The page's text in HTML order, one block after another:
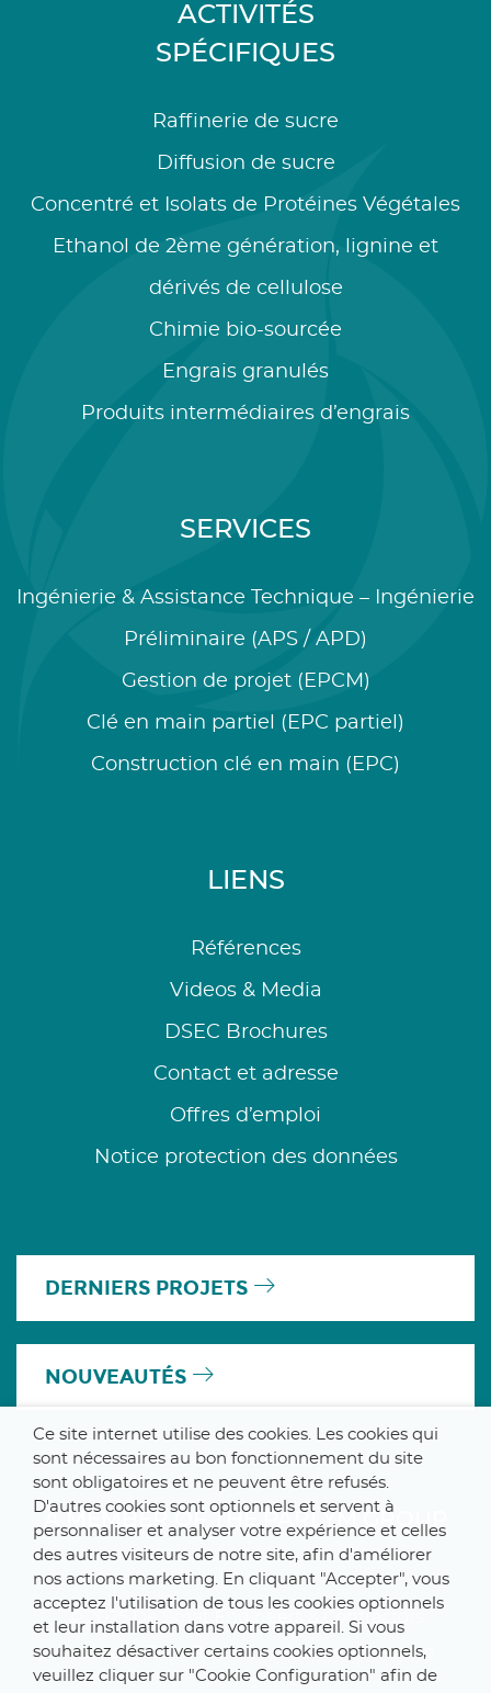
ACTIVITÉS
SPÉCIFIQUES
Raffinerie de sucre
Diffusion de sucre
Concentré et Isolats de Protéines Végétales
Ethanol de 2ème génération, lignine et
dérivés de cellulose
Chimie bio-sourcée
Engrais granulés
Produits intermédiaires d’engrais
SERVICES
Ingénierie & Assistance Technique – Ingénierie
Préliminaire (APS / APD)
Gestion de projet (EPCM)
Clé en main partiel (EPC partiel)
Construction clé en main (EPC)
LIENS
Références
Videos & Media
DSEC Brochures
Contact et adresse
Offres d’emploi
Notice protection des données
DERNIERS PROJETS
NOUVEAUTÉS
A MEMBER OF THE PARLYM GROUP
© 2025 De Smet Engineers & Contractors
Internal–Data Protection Notice–Sitemap
Ce site internet utilise des cookies. Les cookies qui
sont nécessaires au bon fonctionnement du site
sont obligatoires et ne peuvent être refusés.
D'autres cookies sont optionnels et servent à
personnaliser et analyser votre expérience et celles
des autres visiteurs de notre site, afin d'améliorer
nos actions marketing. En cliquant "Accepter", vous
acceptez l'utilisation de tous les cookies optionnels
et leur installation dans votre appareil. Si vous
souhaitez désactiver certains cookies optionnels,
veuillez cliquer sur "Cookie Configuration" afin de